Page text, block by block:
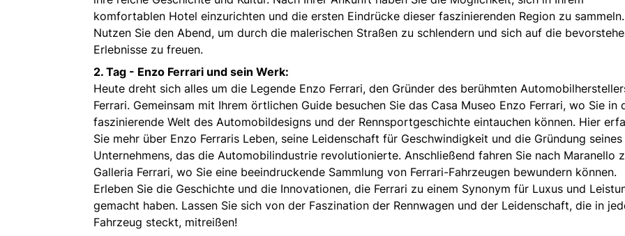
komfortablen Hotel einzurichten und die ersten Eindrücke dieser faszinierenden Region zu sammeln.
Nutzen Sie den Abend, um durch die malerischen Straßen zu schlendern und sich auf die
Erlebnisse zu freuen.
2. Tag - Enzo Ferrari und sein Werk:
Heute dreht sich alles um die Legende Enzo Ferrari, den Gründer des berühmten
Ferrari. Gemeinsam mit Ihrem örtlichen Guide besuchen Sie das Casa Museo Enzo Ferrari, wo Sie in
faszinierende Welt des Automobildesigns und der Rennsportgeschichte eintauchen können. Hier
Sie mehr über Enzo Ferraris Leben, seine Leidenschaft für Geschwindigkeit und die Gründung seines
Unternehmens, das die Automobilindustrie revolutionierte. Anschließend fahren Sie nach Maranello
Galleria Ferrari, wo Sie eine beeindruckende Sammlung von Ferrari-Fahrzeugen bewundern können.
Erleben Sie die Geschichte und die Innovationen, die Ferrari zu einem Synonym für Luxus und
gemacht haben. Lassen Sie sich von der Faszination der Rennwagen und der Leidenschaft, die in
Fahrzeug steckt, mitreißen!